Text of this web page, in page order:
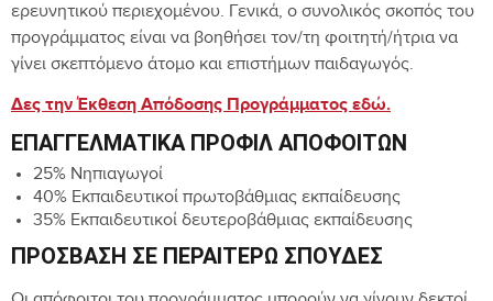
ερευνητικού περιεχομένου. Γενικά, ο συνολικός σκοπός του
προγράμματος είναι να βοηθήσει τον/τη φοιτητή/ήτρια να
γίνει σκεπτόμενο άτομο και επιστήμων παιδαγωγός.
Δες την Έκθεση Απόδοσης Προγράμματος εδώ.
ΕΠΑΓΓΕΛΜΑΤΙΚΆ ΠΡΟΦΊΛ ΑΠΟΦΟΊΤΩΝ
25% Νηπιαγωγοί
40% Εκπαιδευτικοί πρωτοβάθμιας εκπαίδευσης
35% Εκπαιδευτικοί δευτεροβάθμιας εκπαίδευσης
ΠΡΌΣΒΑΣΗ ΣΕ ΠΕΡΑΙΤΈΡΩ ΣΠΟΥΔΈΣ